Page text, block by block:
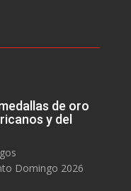
de oro
y del
Domingo 2026